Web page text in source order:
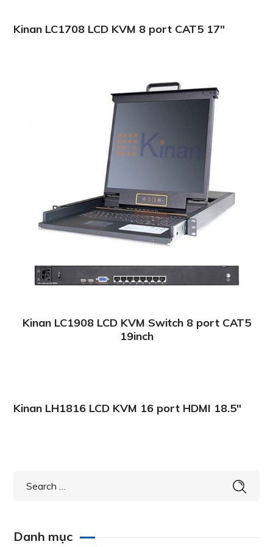
Kinan LC1708 LCD KVM 8 port CAT5 17″
Kinan LC1908 LCD KVM Switch 8 port CAT5
19inch
Kinan LH1816 LCD KVM 16 port HDMI 18.5″
Danh mục